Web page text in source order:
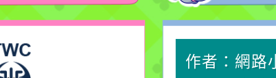
作者：網路小語 作者：網路